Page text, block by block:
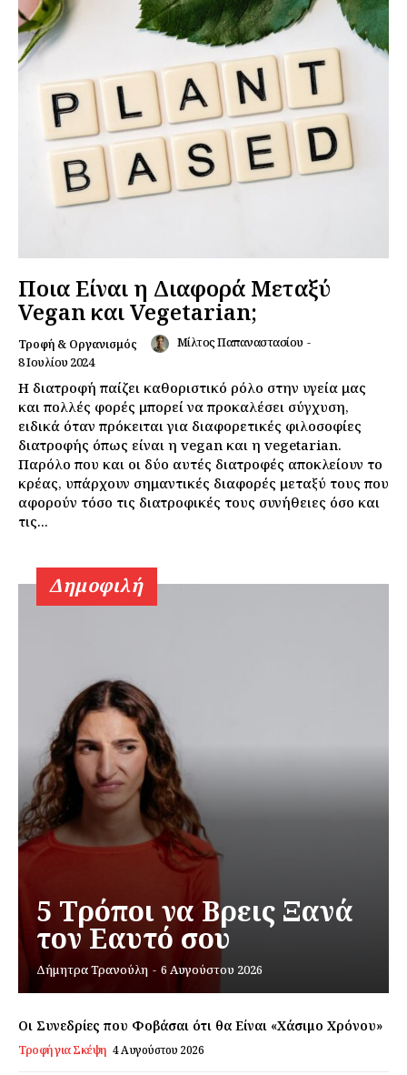
Εγγραφείτε τώρα!
Ποια Είναι η Διαφορά Μεταξύ
Vegan και Vegetarian;
Τροφή & Οργανισμός Μίλτος Παπαναστασίου -
8 Ιουλίου 2024
Η διατροφή παίζει καθοριστικό ρόλο στην υγεία μας
και πολλές φορές μπορεί να προκαλέσει σύγχυση,
ειδικά όταν πρόκειται για διαφορετικές φιλοσοφίες
διατροφής όπως είναι η vegan και η vegetarian.
Παρόλο που και οι δύο αυτές διατροφές αποκλείουν το
κρέας, υπάρχουν σημαντικές διαφορές μεταξύ τους που
αφορούν τόσο τις διατροφικές τους συνήθειες όσο και
τις...
Δημοφιλή
5 Τρόποι να Βρεις Ξανά
τον Εαυτό σου
Δήμητρα Τρανούλη - 6 Αυγούστου 2026
Οι Συνεδρίες που Φοβάσαι ότι θα Είναι «Χάσιμο Χρόνου»
Τροφή για Σκέψη 4 Αυγούστου 2026